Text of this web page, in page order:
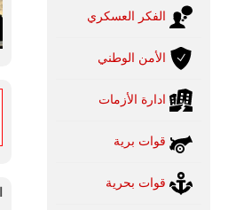
الفكر العسكري
الأمن الوطني
ادارة الأزمات
قوات برية
قوات بحرية